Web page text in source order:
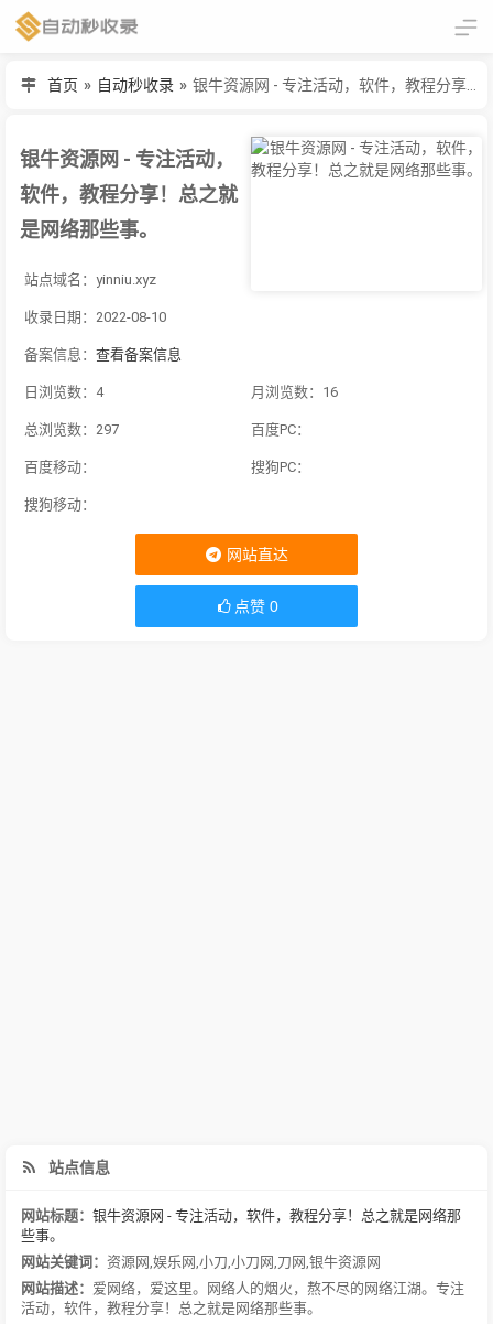
首页 » 自动秒收录 »
银牛资源网 - 专注活动，
软件，教程分享！总之就
是网络那些事。
站点域名：yinniu.xyz
收录日期：2022-08-10
备案信息： 查看备案信息
日浏览数：4 月浏览数：16
总浏览数：297 百度PC：
百度移动： 搜狗PC：
搜狗移动：
网站直达
点赞 0
站点信息
网站标题： 银牛资源网 - 专注活动，软件，教程分享！总之就是网络那
些事。
网站关键词： 资源网 娱乐网 小刀 小刀网 刀网 银牛资源网
网站描述： 爱网络，爱这里。网络人的烟火，熬不尽的网络江湖。专注
活动，软件，教程分享！总之就是网络那些事。